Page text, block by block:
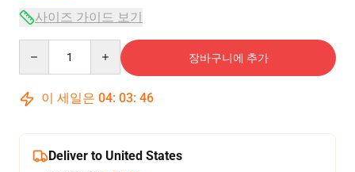
사이즈 가이드 보기
장바구니에 추가
이 세일은 04: 03: 46
Deliver to United States